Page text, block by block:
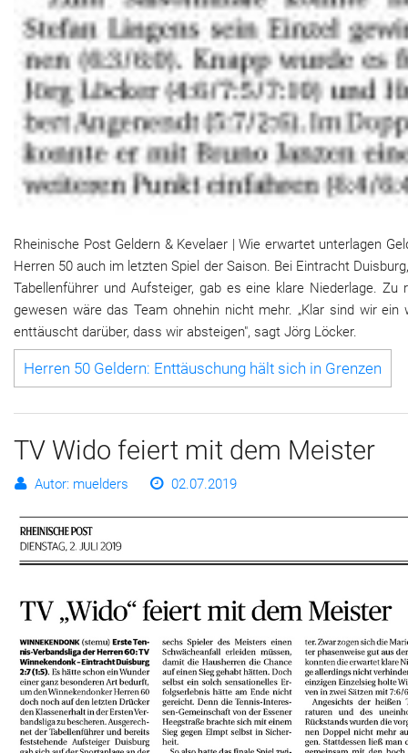
Rheinische Post Geldern & Kevelaer | Wie erwartet unterlagen
Herren 50 auch im letzten Spiel der Saison. Bei Eintracht
Tabellenführer und Aufsteiger, gab es eine klare Niederlage. Zu
gewesen wäre das Team ohnehin nicht mehr. „Klar sind wir ein
enttäuscht darüber, dass wir absteigen", sagt Jörg Löcker.
Herren 50 Geldern: Enttäuschung hält sich in Grenzen
TV Wido feiert mit dem Meister
Autor: muelders 02.07.2019